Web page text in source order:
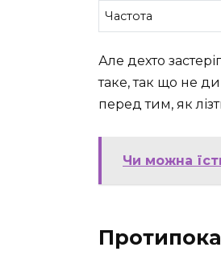
Частота
Але дехто
таке, так що не
перед тим, як
Чи можна